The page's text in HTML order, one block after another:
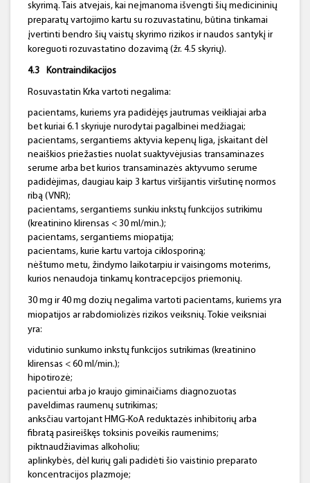
skyrimą. Tais atvejais, kai neįmanoma išvengti šių medicininių
preparatų vartojimo kartu su rozuvastatinu, būtina tinkamai
įvertinti bendro šių vaistų skyrimo rizikos ir naudos santykį ir
koreguoti rozuvastatino dozavimą (žr. 4.5 skyrių).
4.3 Kontraindikacijos
Rosuvastatin Krka vartoti negalima:
pacientams, kuriems yra padidėjęs jautrumas veikliajai arba
bet kuriai 6.1 skyriuje nurodytai pagalbinei medžiagai;
pacientams, sergantiems aktyvia kepenų liga, įskaitant dėl
neaiškios priežasties nuolat suaktyvėjusias transaminazes
serume arba bet kurios transaminazės aktyvumo serume
padidėjimas, daugiau kaip 3 kartus viršijantis viršutinę normos
ribą (VNR);
pacientams, sergantiems sunkiu inkstų funkcijos sutrikimu
(kreatinino klirensas < 30 ml/min.);
pacientams, sergantiems miopatija;
pacientams, kurie kartu vartoja ciklosporiną;
nėštumo metu, žindymo laikotarpiu ir vaisingoms moterims,
kurios nenaudoja tinkamų kontracepcijos priemonių.
30 mg ir 40 mg dozių negalima vartoti pacientams, kuriems yra
miopatijos ar rabdomiolizės rizikos veiksnių. Tokie veiksniai
yra:
vidutinio sunkumo inkstų funkcijos sutrikimas (kreatinino
klirensas < 60 ml/min.);
hipotirozė;
pacientui arba jo kraujo giminaičiams diagnozuotas
paveldimas raumenų sutrikimas;
anksčiau vartojant HMG-KoA reduktazės inhibitorių arba
fibratą pasireiškęs toksinis poveikis raumenims;
piktnaudžiavimas alkoholiu;
aplinkybės, dėl kurių gali padidėti šio vaistinio preparato
koncentracijos plazmoje;